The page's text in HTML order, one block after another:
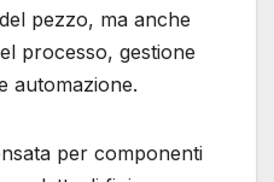
pezzo, ma anche
processo, gestione
automazione.
per componenti